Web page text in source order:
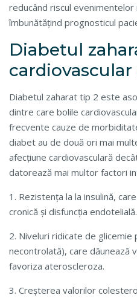
reducând riscul
îmbunătățind prognosticul
Diabetul
Diabetul zaharat tip 2 este
dintre care bolile
frecvente cauze de
diabet au de două ori mai
afecțiune cardiovasculară
datorează mai multor factori
1. Rezistența la la insulină,
cronică și disfuncția endotelială.
2. Niveluri ridicate de
necontrolată), care dăunează
favoriza ateroscleroza.
3. Creșterea valorilor